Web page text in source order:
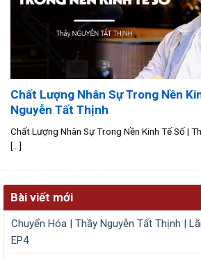
Chất Lượng Nhân Sự Trong Nền
Nguyễn Tất Thịnh
Chất Lượng Nhân Sự Trong Nền Kinh Tế Số |
[...]
Bài viết mới
Chuyển Hóa | Thầy Nguyễn Tất Thịnh |
EP4